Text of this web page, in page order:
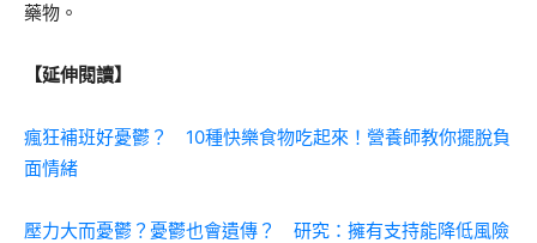
藥物。
【延伸閱讀】
瘋狂補班好憂鬱？ 10種快樂食物吃起來！營養師教你擺脫負
面情緒
壓力大而憂鬱？憂鬱也會遺傳？ 研究：擁有支持能降低風險